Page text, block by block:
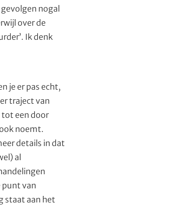
nogal
over de
Ik denk
je er pas echt,
traject van
tot een door
noemt.
details in dat
al
punt van
staat aan het